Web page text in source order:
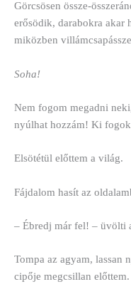
Görcsösen össze-
erősödik, darabokra akar
miközben
Soha!
Nem fogom megadni
nyúlhat hozzám! Ki
Elsötétül előttem a világ.
Fájdalom hasít az
– Ébredj már fel! – üvölti
Tompa az agyam, lassan
cipője megcsillan előttem.